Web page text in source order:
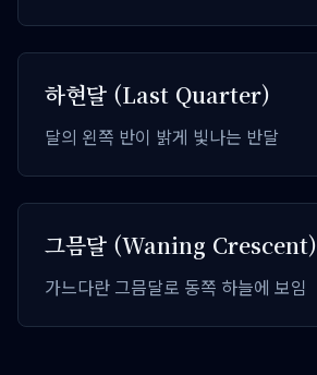
하현달 (Last Quarter)
달의 왼쪽 반이 밝게 빛나는 반달
그믐달 (Waning Crescent)
가느다란 그믐달로 동쪽 하늘에 보임